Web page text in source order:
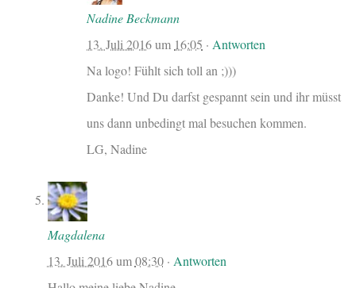
Nadine Beckmann
13. Juli 2016um 16:05 · Antworten
Na logo! Fühlt sich toll an ;)))
Danke! Und Du darfst gespannt sein und ihr müsst
uns dann unbedingt mal besuchen kommen.
LG, Nadine
Magdalena
13. Juli 2016um08:30· Antworten